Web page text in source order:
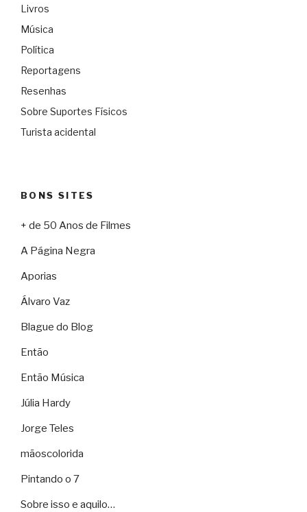
Livros
Música
Política
Reportagens
Resenhas
Sobre Suportes Físicos
Turista acidental
BONS SITES
+ de 50 Anos de Filmes
A Página Negra
Aporias
Álvaro Vaz
Blague do Blog
Então
Então Música
Júlia Hardy
Jorge Teles
mãoscolorida
Pintando o 7
Sobre isso e aquilo…